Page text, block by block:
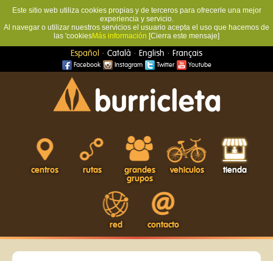
Este sitio web utiliza cookies propias y de terceros para ofrecerle una mejor
experiencia y servicio.
Al navegar o utilizar nuestros servicios el usuario acepta el uso que hacemos de
las 'cookiesMás información [Cierra este mensaje]
Español · Català · English · Français
Facebook Instagram Twitter Youtube
centros rutas
grandes
grupos
vehículos tienda
red contacto